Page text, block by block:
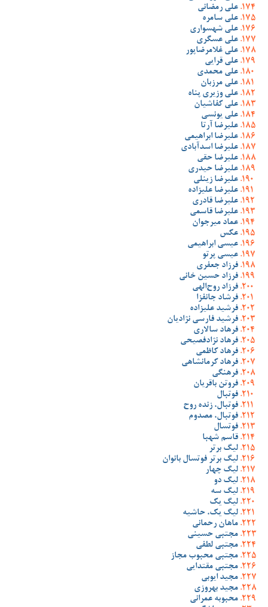
علی رمضانی
علی سامره
علی شهسواری
علی عسگری
علی غلامرضاپور
علی قرایی
علی محمدی
علی مرزبان
علی وزیری پناه
علی کفاشیان
علی یونسی
علیرضا آرتا
علیرضا ابراهیمی
علیرضا اسدآبادی
علیرضا حقی
علیرضا حیدری
علیرضا زینلی
علیرضا علیزاده
علیرضا قادری
علیرضا قاسمی
عماد میرجوان
عکس
عیسی ابراهیمی
عیسی پرتو
فرزاد جعفری
فرزاد حسین خانی
فرزاد روح‌الهی
فرشاد جانفزا
فرشید علیزاده
فرشید فارسی نژادیان
فرهاد سالاری
فرهاد نژادفصیحی
فرهاد کاظمی
فرهاد کرمانشاهی
فرهنگی
فروتن باقریان
فوتبال
فوتبال، زنده روح
فوتبال، مصدوم
فوتسال
قاسم شهبا
لیگ برتر
لیگ برتر فوتسال بانوان
لیگ چهار
لیگ دو
لیگ سه
لیگ یک
لیگ یک، حاشیه
ماهان رحمانی
مجتبی حسینی
مجتبی لطفی
مجتبی محبوب مجاز
مجتبی مقتدایی
مجید ایوبی
مجید بهروزی
محبوبه عمرانی